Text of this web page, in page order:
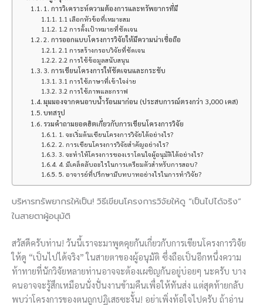
1. การวิเคราะห์ความต้องการและทรัพยากรที่มี
1.1 เลือกหัวข้อที่เหมาะสม
1.2 การตั้งเป้าหมายที่ชัดเจน
2. การออกแบบโครงการวิจัยให้มีความน่าเชื่อถือ
2.1 การสร้างกรอบวิจัยที่ชัดเจน
2.2 การใช้ข้อมูลสนับสนุน
3. การเขียนโครงการให้ชัดเจนและกระชับ
3.1 การใช้ภาษาที่เข้าใจง่าย
3.2 การใช้ภาพและกราฟ
มุมมองจากคนอาบน้ำร้อนมาก่อน (ประสบการณ์ตรงกว่า 3,000 เคส)
บทสรุป
รวมคำถามยอดฮิตเกี่ยวกับการเขียนโครงการวิจัย
1. จะเริ่มต้นเขียนโครงการวิจัยได้อย่างไร?
2. การเขียนโครงการวิจัยสำคัญอย่างไร?
3. จะทำให้โครงการของเราโดนใจผู้อนุมัติได้อย่างไร?
4. มีเคล็ดลับอะไรในการเตรียมตัวสำหรับการสอบ?
5. อาจารย์ที่ปรึกษามีบทบาทอย่างไรในการทำวิจัย?
บริหารทรัพยากรให้เป็น! วิธีเขียนโครงการวิจัยให้ดู “เป็นไปได้จริง”
ในสายตาผู้อนุมัติ
สวัสดีครับท่าน! วันนี้เราจะมาพูดคุยกันเกี่ยวกับการเขียนโครงการวิจัย
ให้ดู “เป็นไปได้จริง” ในสายตาของผู้อนุมัติ ซึ่งถือเป็นอีกหนึ่งความ
ท้าทายที่นักวิจัยหลายท่านอาจจะต้องเผชิญกันอยู่บ่อยๆ นะครับ บาง
คนอาจจะรู้สึกเหมือนนั่งปั่นงานข้ามคืนเพื่อให้ทันส่ง แต่สุดท้ายกลับ
พบว่าโครงการของตนถูกปฏิเสธซะงั้น! อย่าเพิ่งท้อใจไปครับ ถ้าอ่าน